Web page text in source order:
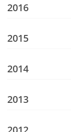
2016
2015
2014
2013